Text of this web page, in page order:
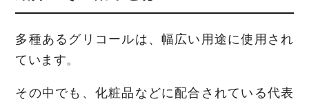
多種あるグリコールは、幅広い用途に使用され
ています。
その中でも、化粧品などに配合されている代表